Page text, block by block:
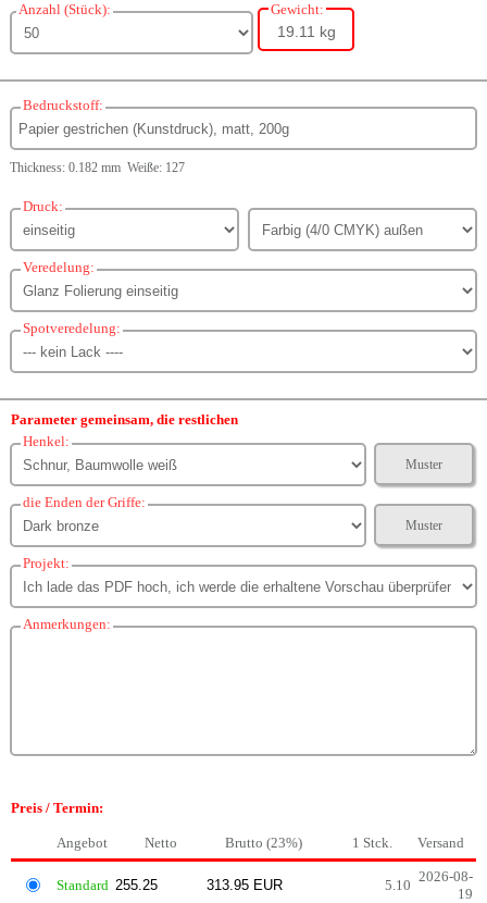
Anzahl (Stück): Gewicht:
19.11 kg
Bedruckstoff:
Thickness: 0.182 mm Weiße: 127
Druck:
Veredelung:
Spotveredelung:
Parameter gemeinsam, die restlichen
Henkel:
Muster
die Enden der Griffe:
Muster
Projekt:
Anmerkungen:
Preis / Termin:
Angebot Netto Brutto (23%) 1 Stck. Versand
Standard 5.10
2026-08-
19